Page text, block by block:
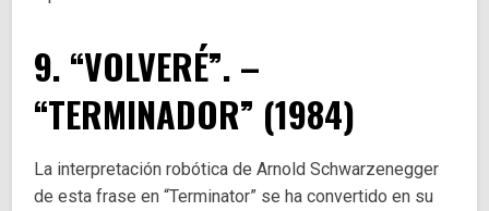
9. “VOLVERÉ”. –
“TERMINADOR” (1984)
La interpretación robótica de Arnold Schwarzenegger
de esta frase en “Terminator” se ha convertido en su